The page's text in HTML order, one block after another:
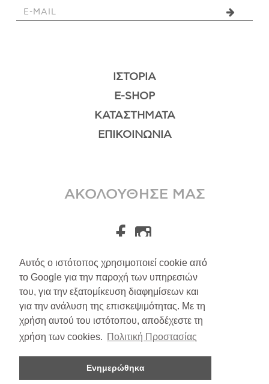
Αυτός ο ιστότοπος χρησιμοποιεί cookie από
το Google για την παροχή των υπηρεσιών
του, για την εξατομίκευση διαφημίσεων και
για την ανάλυση της επισκεψιμότητας. Με τη
χρήση αυτού του ιστότοπου, αποδέχεστε τη
χρήση των cookies. Πολιτική Προστασίας
Ενημερώθηκα
ΙΣΤΟΡΊΑ
E-SHOP
ΚΑΤΑΣΤΉΜΑΤΑ
ΕΠΙΚΟΙΝΩΝΊΑ
ΑΚΟΛΟΥΘΗΣΕ ΜΑΣ
A.Leondarakis 2026
Αποστολές/Επιστροφές
Πολιτική Απορρήτου